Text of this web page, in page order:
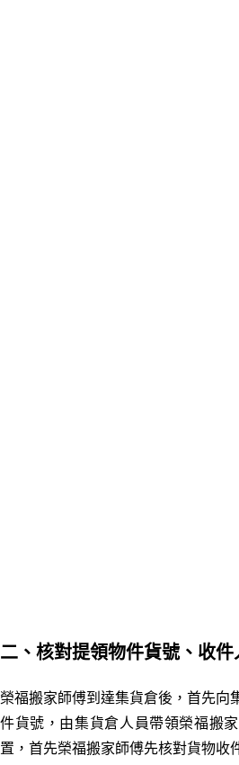
二、核對提領物件貨號、收件
榮福搬家師傅到達集貨倉後，首先向
件貨號，由集貨倉人員帶領榮福搬
置，首先榮福搬家師傅先核對貨物收